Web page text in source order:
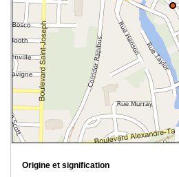
Origine et signification